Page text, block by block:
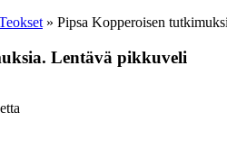
» Pipsa Kopperoisen
Lentävä pikkuveli